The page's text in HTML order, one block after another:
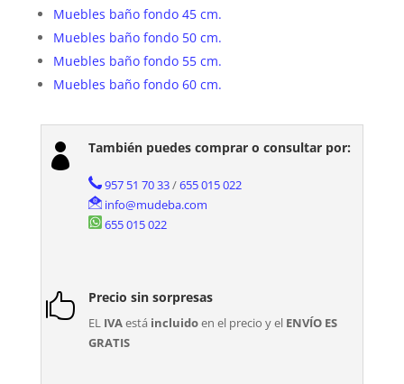
Muebles baño fondo 45 cm.
Muebles baño fondo 50 cm.
Muebles baño fondo 55 cm.
Muebles baño fondo 60 cm.
 También puedes comprar o consultar por:
957 51 70 33/655 015 022
info@mudeba.com
655 015 022
 Precio sin sorpresas
EL IVAestá incluidoen el precio y el ENVÍO ES
GRATIS